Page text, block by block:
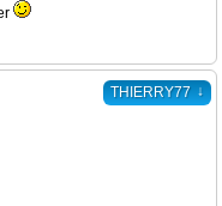
THIERRY77 ↓